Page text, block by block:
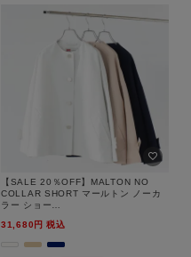
KIDS
【SALE 20％OFF】MALTON NO
COLLAR SHORT マールトン ノーカ
ラー ショー
Weatherwear（トラディショナルウェ
31,680 税込